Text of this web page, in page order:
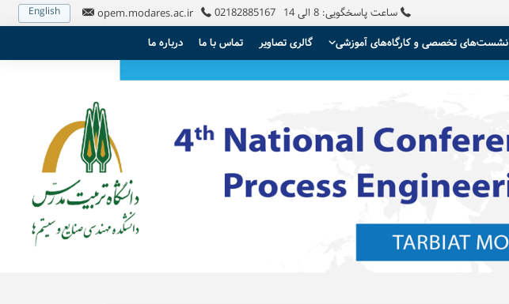
ساعت پاسخگویی: 8 الی 14 02182885167
opem.modares.ac.ir
English
نشست‌های تخصصی و کارگاه‌های آموزشی گالری تصاویر تماس با ما درباره ما